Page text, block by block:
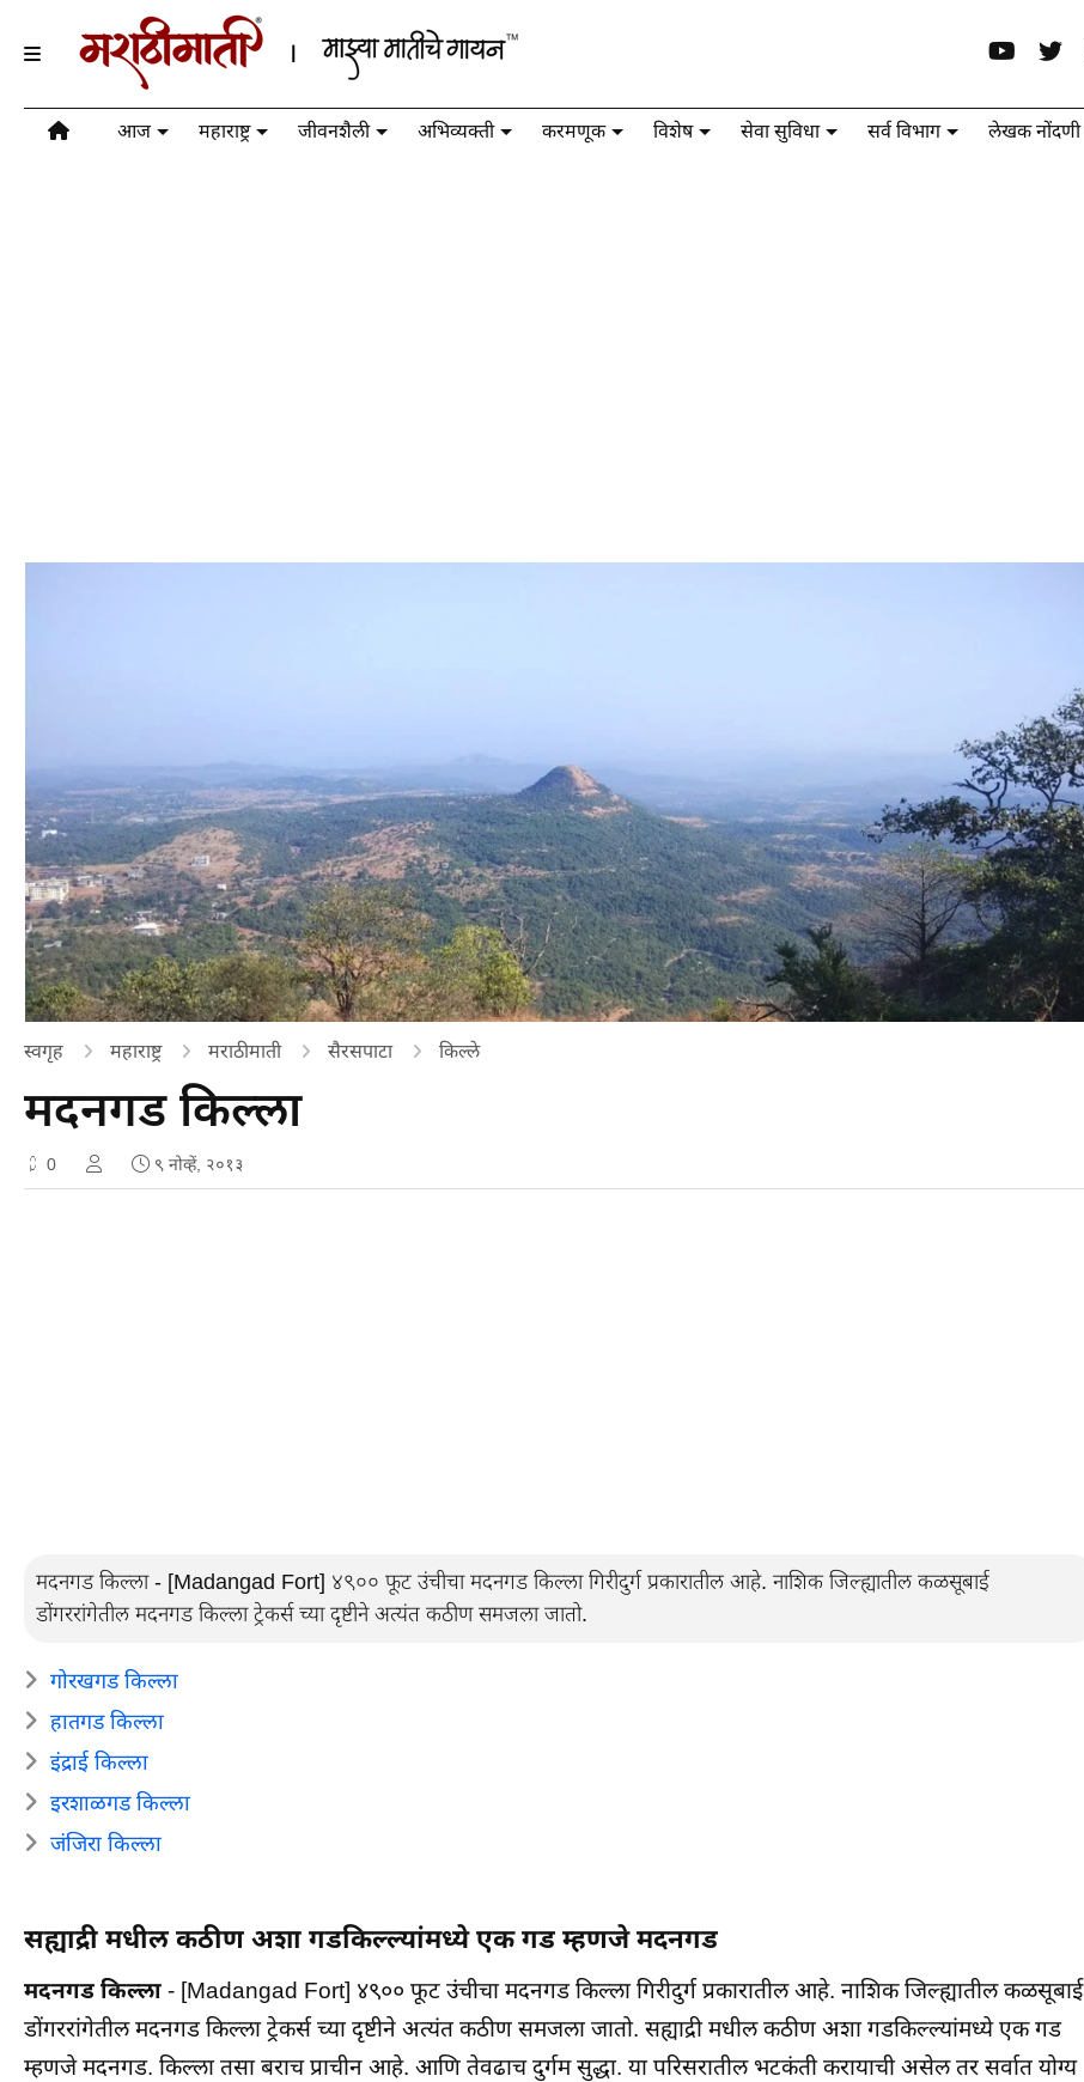
आज महाराष्ट्र जीवनशैली अभिव्यक्ती करमणूक विशेष सेवा सुविधा सर्व विभाग लेखक नोंदणी
स्वगृह महाराष्ट्र मराठीमाती सैरसपाटा किल्ले
मदनगड किल्ला
0 ९ नोव्हें, २०१३
मदनगड किल्ला - [Madangad Fort] ४९०० फूट उंचीचा मदनगड किल्ला गिरीदुर्ग प्रकारातील आहे. नाशिक जिल्ह्यातील कळसूबाई
डोंगररांगेतील मदनगड किल्ला ट्रेकर्स च्या दृष्टीने अत्यंत कठीण समजला जातो.
गोरखगड किल्ला
हातगड किल्ला
इंद्राई किल्ला
इरशाळगड किल्ला
जंजिरा किल्ला
सह्याद्री मधील कठीण अशा गडकिल्ल्यांमध्ये एक गड म्हणजे मदनगड
मदनगड किल्ला - [Madangad Fort] ४९०० फूट उंचीचा मदनगड किल्ला गिरीदुर्ग प्रकारातील आहे. नाशिक जिल्ह्यातील कळसूबाई
डोंगररांगेतील मदनगड किल्ला ट्रेकर्स च्या दृष्टीने अत्यंत कठीण समजला जातो. सह्याद्री मधील कठीण अशा गडकिल्ल्यांमध्ये एक गड
म्हणजे मदनगड. किल्ला तसा बराच प्राचीन आहे. आणि तेवढाच दुर्गम सुद्धा. या परिसरातील भटकंती करायाची असेल तर सर्वात योग्य